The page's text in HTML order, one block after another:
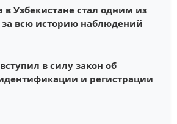
в Узбекистане стал одним из
всю историю наблюдений
в силу закон об
и регистрации